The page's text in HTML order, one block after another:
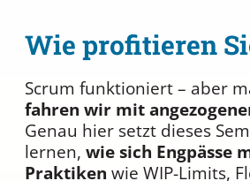
Wie profitieren
Scrum funktioniert – aber
fahren wir mit
Genau hier setzt dieses
lernen, wie sich Engpässe
Praktiken wie WIP-Limits,